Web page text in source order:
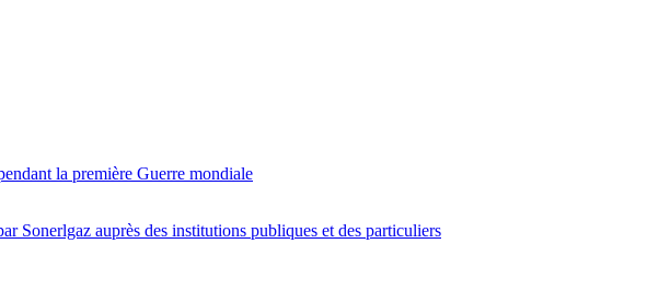
la première Guerre mondiale
Sonerlgaz auprès des institutions publiques et des particuliers